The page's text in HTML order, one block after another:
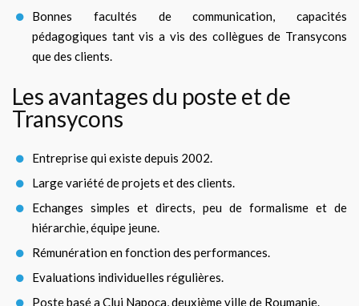
Bonnes facultés de communication, capacités
pédagogiques tant vis a vis des collègues de Transycons
que des clients.
Les avantages du poste et de
Transycons
Entreprise qui existe depuis 2002.
Large variété de projets et des clients.
Echanges simples et directs, peu de formalisme et de
hiérarchie, équipe jeune.
Rémunération en fonction des performances.
Evaluations individuelles régulières.
Poste basé a Cluj Napoca, deuxième ville de Roumanie.